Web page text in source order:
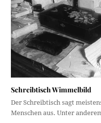
Schreibtisch Wimmelbild
Der Schreibtisch sagt
Menschen aus. Unter